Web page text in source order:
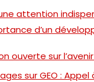
attention
d’un
ouverte sur l’avenir
sur GEO :